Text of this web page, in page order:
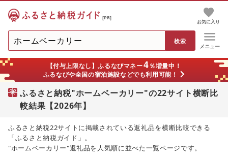
[PR]
お気に入り
メニュー
【付与上限なし】ふるなびマネー4％増量中！
ふるなびや全国の宿泊施設などでも利用可能！
ふるさと納税"ホームベーカリー"の22サイト横断比
較結果【2026年】
ふるさと納税22サイトに掲載されている返礼品を横断比較できる
「ふるさと納税ガイド」。
"ホームベーカリー"返礼品を人気順に並べた一覧ページです。